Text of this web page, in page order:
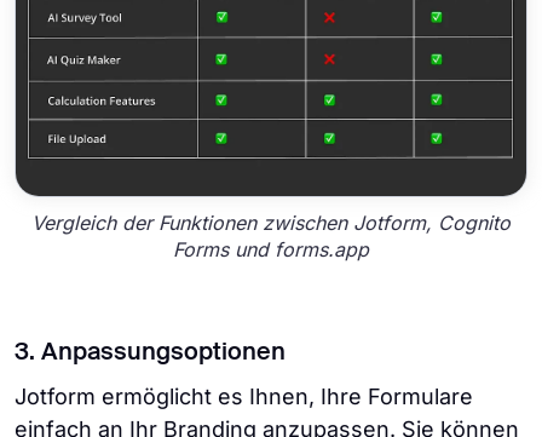
Vergleich der Funktionen zwischen Jotform, Cognito
Forms und forms.app
3. Anpassungsoptionen
Jotform ermöglicht es Ihnen, Ihre Formulare
einfach an Ihr Branding anzupassen. Sie können